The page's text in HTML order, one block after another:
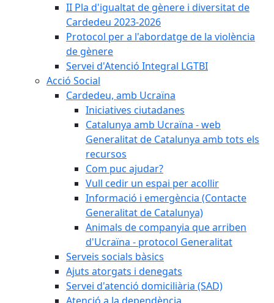
II Pla d'igualtat de gènere i diversitat de
Cardedeu 2023-2026
Protocol per a l'abordatge de la violència
de gènere
Servei d'Atenció Integral LGTBI
Acció Social
Cardedeu, amb Ucraïna
Iniciatives ciutadanes
Catalunya amb Ucraïna - web
Generalitat de Catalunya amb tots els
recursos
Com puc ajudar?
Vull cedir un espai per acollir
Informació i emergència (Contacte
Generalitat de Catalunya)
Animals de companyia que arriben
d'Ucraïna - protocol Generalitat
Serveis socials bàsics
Ajuts atorgats i denegats
Servei d'atenció domiciliària (SAD)